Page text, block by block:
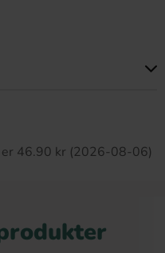
er 46.90 kr (2026-08-06)